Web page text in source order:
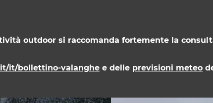
outdoor si raccomanda fortemente la
it/bollettino-valanghe e delle previsioni meteo